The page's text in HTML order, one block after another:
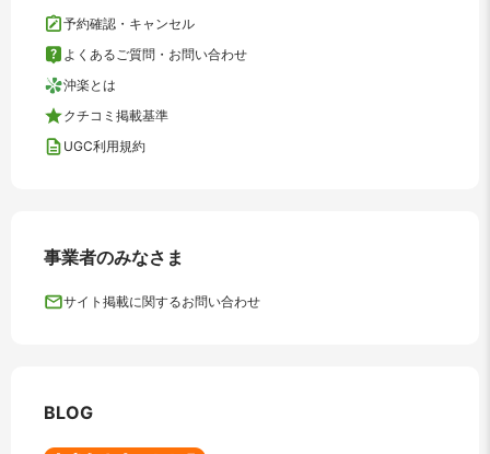
予約確認・キャンセル
よくあるご質問・お問い合わせ
沖楽とは
クチコミ掲載基準
UGC利用規約
事業者のみなさま
サイト掲載に関するお問い合わせ
BLOG